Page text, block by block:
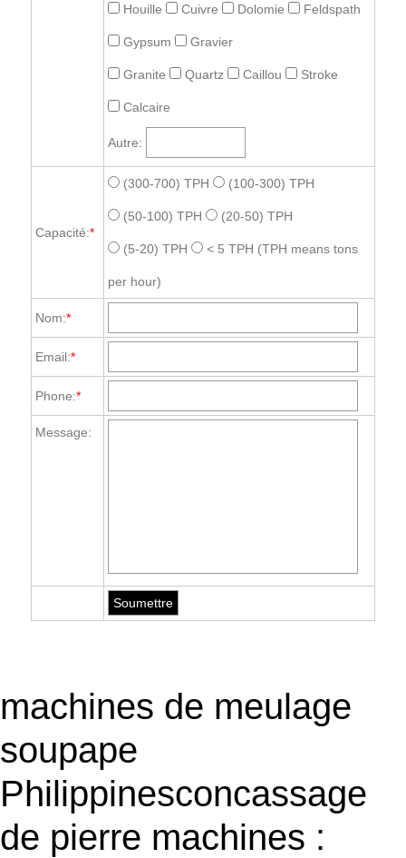
Houille Cuivre Dolomie Feldspath
Gypsum Gravier
Granite Quartz Caillou Stroke
Calcaire
Autre:
Capacité:*
(300-700) TPH (100-300) TPH
(50-100) TPH (20-50) TPH
(5-20) TPH < 5 TPH (TPH means tons
per hour)
Nom:*
Email:*
Phone:*
Message:
machines de meulage
soupape
Philippinesconcassage
de pierre machines :